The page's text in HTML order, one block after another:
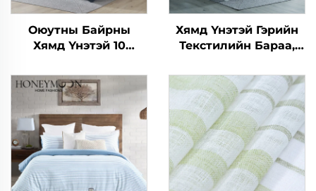
Оюутны Байрны
Хямд Үнэтэй 10
Дэвсгэрийн Багц
Хямд Үнэтэй Гэрийн
Текстилийн Бараа,
Плюш, Хоёр Талт
Орны Дэвсгэр,
Шерпагийн Дулаан
Дэвсгэр Багц